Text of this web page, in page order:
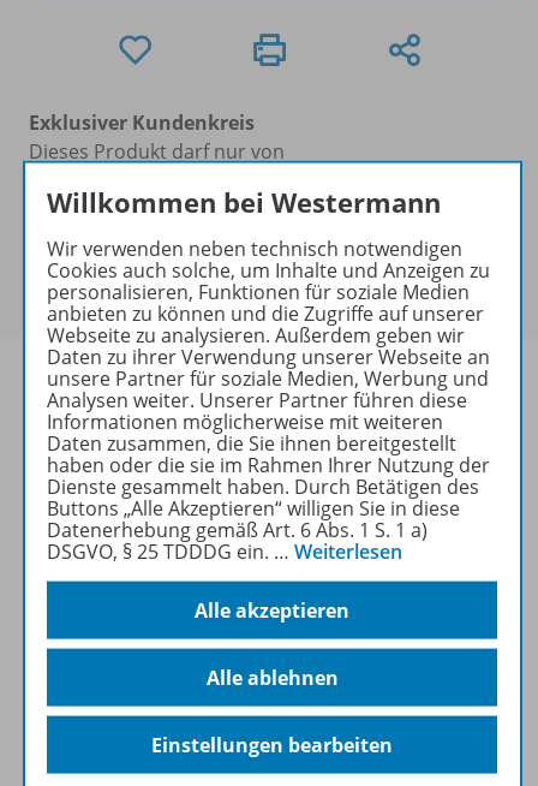
Exklusiver Kundenkreis
Dieses Produkt darf nur von
Erziehern/Erzieherinnen, Lehrkräften,
Referendaren/Referendarinnen,
Studenten/Studentinnen und Universitätslehrenden
erworben werden.
Produktinformationen
Beschreibung
Lizenzbedingungen
Zugehörige Produkte
Willkommen bei Westermann
Wir verwenden neben technisch notwendigen
Cookies auch solche, um Inhalte und Anzeigen zu
personalisieren, Funktionen für soziale Medien
anbieten zu können und die Zugriffe auf unserer
Webseite zu analysieren. Außerdem geben wir
Daten zu ihrer Verwendung unserer Webseite an
unsere Partner für soziale Medien, Werbung und
Analysen weiter. Unserer Partner führen diese
Informationen möglicherweise mit weiteren
Daten zusammen, die Sie ihnen bereitgestellt
haben oder die sie im Rahmen Ihrer Nutzung der
Dienste gesammelt haben. Durch Betätigen des
Buttons „Alle Akzeptieren“ willigen Sie in diese
Datenerhebung gemäß Art. 6 Abs. 1 S. 1 a)
DSGVO, § 25 TDDDG ein. … Weiterlesen
Alle akzeptieren
Alle ablehnen
Einstellungen bearbeiten